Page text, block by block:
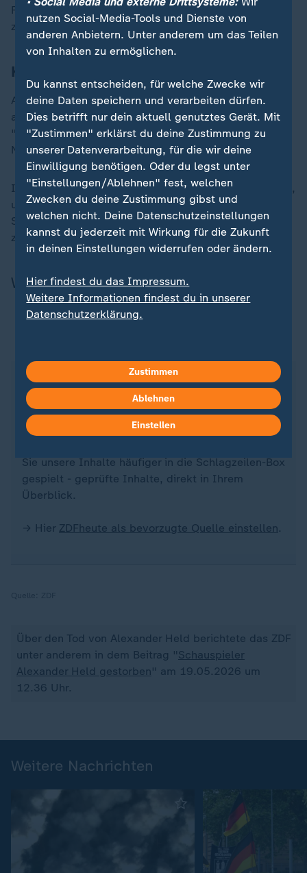
Festspielen, bevor er sich dem Kino und Fernsehen
zuwandte.
Kinorolle in "Schindlers Liste"
Alexander Helds Rollen decken ein breites Spektrum
ab: vom internationalen Kino in Steven Spielbergs
"Schindlers Liste" bis zu zahlreichen Haupt- und
Nebenrollen im deutschen Fernsehen.
Im ZDF war er in vielen verschiedenen Rollen zu sehen,
unter anderem in den Event-Mehrteilern "Tannbach -
Schicksal eines Dorfes" und "Unterleuten - Das
zerrissene Dorf".
Wichtiger Hinweis in eigener Sache
Unser Nachrichtenangebot - jetzt als bevorzugte
Wer bei Google etwas sucht, bekommt neben den
Suchergebnissen auch eine Box mit Schlagzeilen
angezeigt.
Sie unsere Inhalte häufiger in die Schlagzeilen-Box
gespielt - geprüfte Inhalte, direkt in Ihrem
Überblick.
→ Hier ZDFheute als bevorzugte Quelle einstellen.
Über den Tod von Alexander Held berichtete das ZDF
unter anderem in dem Beitrag "Schauspieler
Alexander Held gestorben" am 19.05.2026 um
12.36 Uhr.
Weitere Nachrichten
nutzen Social-Media-Tools und Dienste von
anderen Anbietern. Unter anderem um das Teilen
von Inhalten zu ermöglichen.
Du kannst entscheiden, für welche Zwecke wir
deine Daten speichern und verarbeiten dürfen.
Dies betrifft nur dein aktuell genutztes Gerät. Mit
"Zustimmen" erklärst du deine Zustimmung zu
unserer Datenverarbeitung, für die wir deine
Einwilligung benötigen. Oder du legst unter
"Einstellungen/Ablehnen" fest, welchen
Zwecken du deine Zustimmung gibst und
welchen nicht. Deine Datenschutzeinstellungen
kannst du jederzeit mit Wirkung für die Zukunft
in deinen Einstellungen widerrufen oder ändern.
Hier findest du das Impressum.
Weitere Informationen findest du in unserer
Datenschutzerklärung.
Zustimmen
Ablehnen
Einstellen